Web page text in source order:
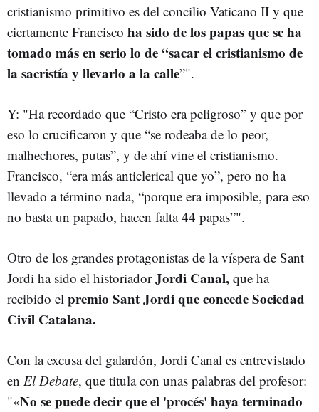
cristianismo primitivo es del concilio Vaticano II y que
ciertamente Francisco ha sido de los papas que se ha
tomado más en serio lo de “sacar el cristianismo de
la sacristía y llevarlo a la calle”".
Y: "Ha recordado que “Cristo era peligroso” y que por
eso lo crucificaron y que “se rodeaba de lo peor,
malhechores, putas”, y de ahí vine el cristianismo.
Francisco, “era más anticlerical que yo”, pero no ha
llevado a término nada, “porque era imposible, para eso
no basta un papado, hacen falta 44 papas”".
Otro de los grandes protagonistas de la víspera de Sant
Jordi ha sido el historiadorJordi Canal, que ha
recibido el premio Sant Jordi que concede Sociedad
Civil Catalana.
Con la excusa del galardón, Jordi Canal es entrevistado
en El Debate, que titula con unas palabras del profesor:
"«No se puede decir que el 'procés' haya terminado